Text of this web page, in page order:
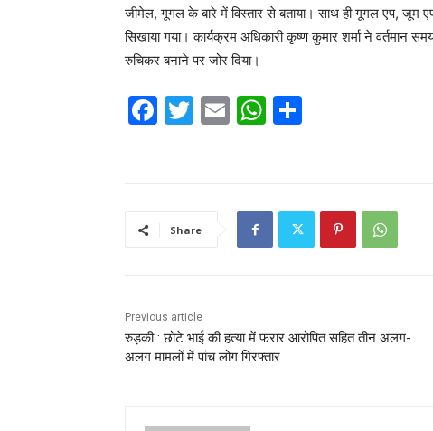
जीमेल, गूगल के बारे में विस्तार से बताया। साथ ही गूगल एप, जूम
सिखाया गया। कार्यक्रम अधिकारी कृष्ण कुमार शर्मा ने वर्तमान
रुचिकर बनाने पर जोर दिया।
F
b
k
T
E
W
A
p
Share
Previous article
रुड़की : छोटे भाई की हत्या में फरार आरोपित सहित तीन अलग-
अलग मामलों में पांच लोग गिरफ्तार